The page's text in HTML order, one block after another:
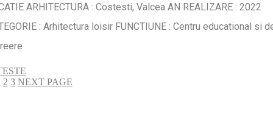
ARHITECTURA : Costesti, Valcea AN REALIZARE : 2022
: Arhitectura loisir FUNCTIUNE : Centru educational si
2 3 NEXT PAGE